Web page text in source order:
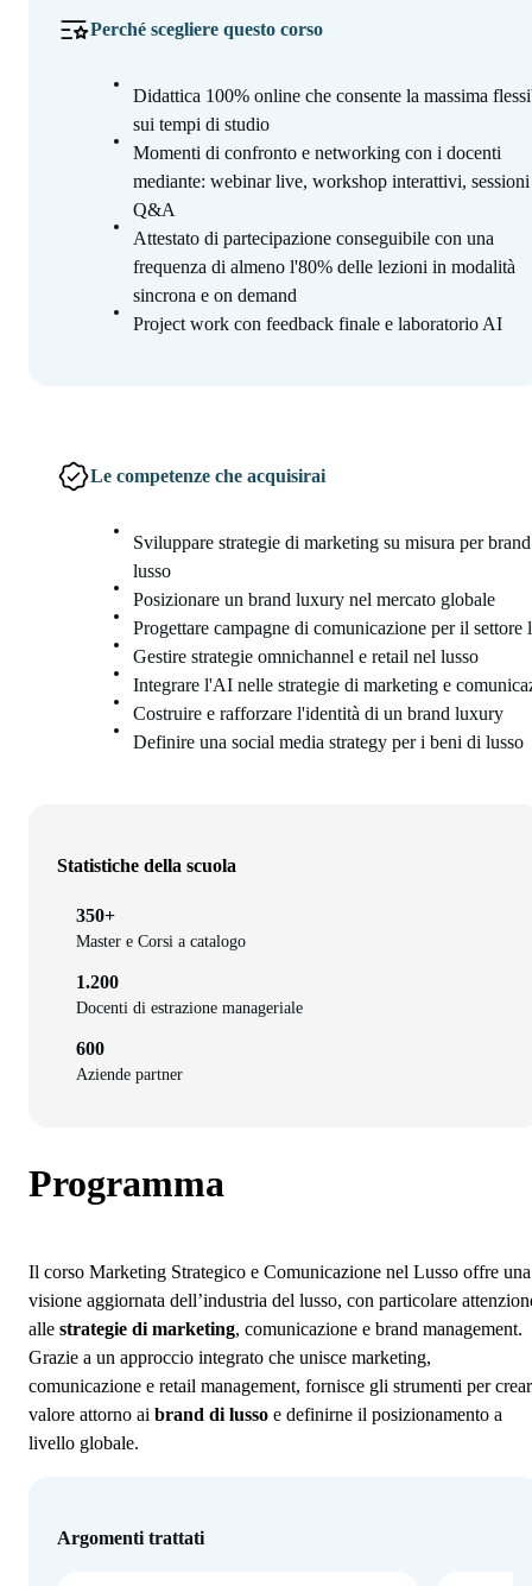
Perché scegliere questo corso
Didattica 100% online che consente la massima
sui tempi di studio
Momenti di confronto e networking con i docenti
mediante: webinar live, workshop interattivi, sessioni
Q&A
Attestato di partecipazione conseguibile con una
frequenza di almeno l'80% delle lezioni in modalità
sincrona e on demand
Project work con feedback finale e laboratorio AI
Le competenze che acquisirai
Sviluppare strategie di marketing su misura per
lusso
Posizionare un brand luxury nel mercato globale
Progettare campagne di comunicazione per il settore
Gestire strategie omnichannel e retail nel lusso
Integrare l'AI nelle strategie di marketing e
Costruire e rafforzare l'identità di un brand luxury
Definire una social media strategy per i beni di lusso
Statistiche della scuola
350+
Master e Corsi a catalogo
1.200
Docenti di estrazione manageriale
600
Aziende partner
Programma
Il corso Marketing Strategico e Comunicazione nel Lusso offre una
visione aggiornata dell’industria del lusso, con particolare
alle strategie di marketing, comunicazione e brand management.
Grazie a un approccio integrato che unisce marketing,
comunicazione e retail management, fornisce gli strumenti per
valore attorno ai brand di lusso e definirne il posizionamento a
livello globale.
Argomenti trattati